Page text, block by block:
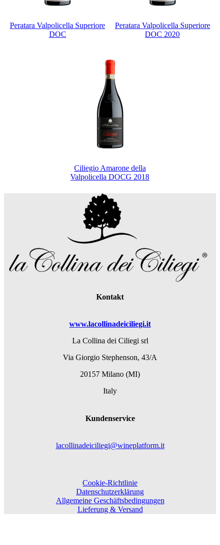
Peratara Valpolicella Superiore
DOC
Peratara Valpolicella Superiore
DOC 2020
Ciliegio Amarone della
Valpolicella DOCG 2018
Kontakt
www.lacollinadeiciliegi.it
La Collina dei Ciliegi srl
Via Giorgio Stephenson, 43/A
20157 Milano (MI)
Italy
Kundenservice
lacollinadeiciliegi@wineplatform.it
Cookie-Richtlinie
Datenschutzerklärung
Allgemeine Geschäftsbedingungen
Lieferung & Versand